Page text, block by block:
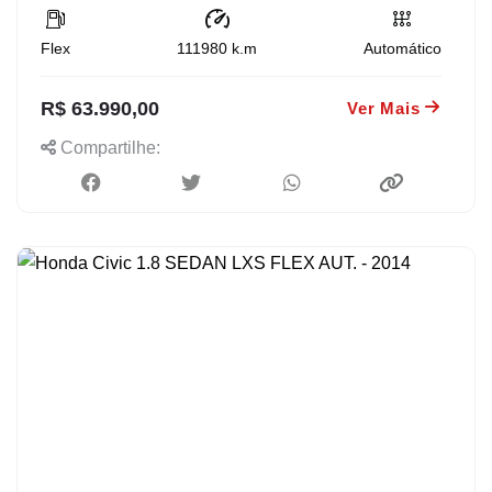
Flex 111980 k.m Automático
R$ 63.990,00 Ver Mais
Compartilhe: